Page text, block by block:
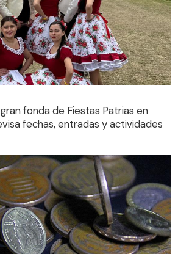
fonda de Fiestas Patrias en
fechas, entradas y actividades